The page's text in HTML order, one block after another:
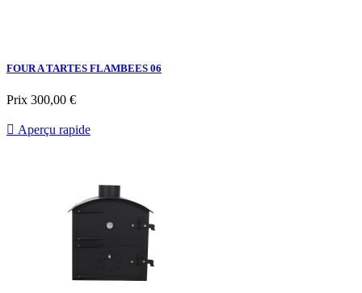
FOUR A TARTES FLAMBEES 06
Prix 300,00 €
 Aperçu rapide